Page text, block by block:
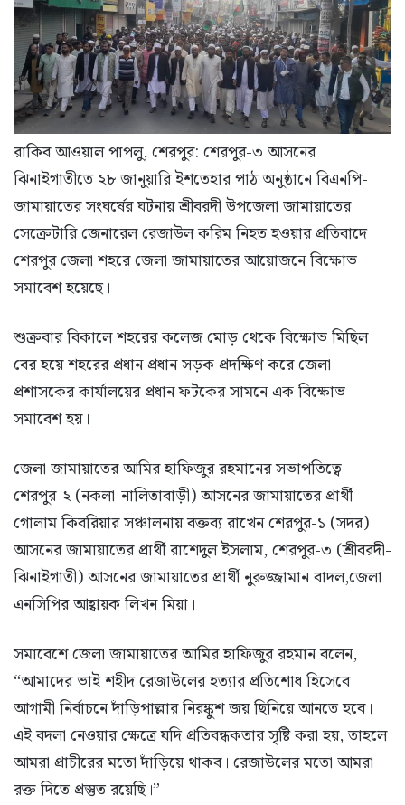
রাকিব আওয়াল পাপলু, শেরপুর: শেরপুর-৩ আসনের
ঝিনাইগাতীতে ২৮ জানুয়ারি ইশতেহার পাঠ অনুষ্ঠানে বিএনপি-
জামায়াতের সংঘর্ষের ঘটনায় শ্রীবরদী উপজেলা জামায়াতের
সেক্রেটারি জেনারেল রেজাউল করিম নিহত হওয়ার প্রতিবাদে
শেরপুর জেলা শহরে জেলা জামায়াতের আয়োজনে বিক্ষোভ
সমাবেশ হয়েছে।
শুক্রবার বিকালে শহরের কলেজ মোড় থেকে বিক্ষোভ মিছিল
বের হয়ে শহরের প্রধান প্রধান সড়ক প্রদক্ষিণ করে জেলা
প্রশাসকের কার্যালয়ের প্রধান ফটকের সামনে এক বিক্ষোভ
সমাবেশ হয়।
জেলা জামায়াতের আমির হাফিজুর রহমানের সভাপতিত্বে
শেরপুর-২ (নকলা-নালিতাবাড়ী) আসনের জামায়াতের প্রার্থী
গোলাম কিবরিয়ার সঞ্চালনায় বক্তব্য রাখেন শেরপুর-১ (সদর)
আসনের জামায়াতের প্রার্থী রাশেদুল ইসলাম, শেরপুর-৩ (শ্রীবরদী-
ঝিনাইগাতী) আসনের জামায়াতের প্রার্থী নুরুজ্জামান বাদল,জেলা
এনসিপির আহ্বায়ক লিখন মিয়া।
সমাবেশে জেলা জামায়াতের আমির হাফিজুর রহমান বলেন,
“আমাদের ভাই শহীদ রেজাউলের হত্যার প্রতিশোধ হিসেবে
আগামী নির্বাচনে দাঁড়িপাল্লার নিরঙ্কুশ জয় ছিনিয়ে আনতে হবে।
এই বদলা নেওয়ার ক্ষেত্রে যদি প্রতিবন্ধকতার সৃষ্টি করা হয়, তাহলে
আমরা প্রাচীরের মতো দাঁড়িয়ে থাকব। রেজাউলের মতো আমরা
রক্ত দিতে প্রস্তুত রয়েছি।”